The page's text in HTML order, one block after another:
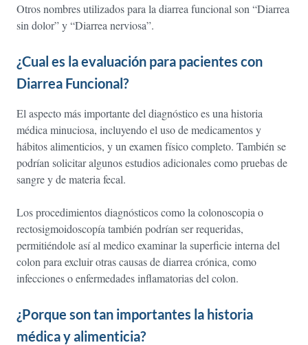
Otros nombres utilizados para la diarrea funcional son “Diarrea
sin dolor” y “Diarrea nerviosa”.
¿Cual es la evaluación para pacientes con
Diarrea Funcional?
El aspecto más importante del diagnóstico es una historia
médica minuciosa, incluyendo el uso de medicamentos y
hábitos alimenticios, y un examen físico completo. También se
podrían solicitar algunos estudios adicionales como pruebas de
sangre y de materia fecal.
Los procedimientos diagnósticos como la colonoscopia o
rectosigmoidoscopía también podrían ser requeridas,
permitiéndole así al medico examinar la superficie interna del
colon para excluir otras causas de diarrea crónica, como
infecciones o enfermedades inflamatorias del colon.
¿Porque son tan importantes la historia
médica y alimenticia?